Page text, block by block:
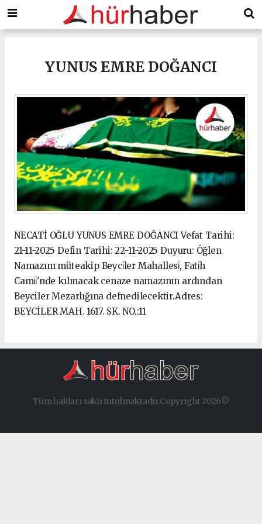
YUNUS EMRE DOĞANCI
NECATİ OĞLU YUNUS EMRE DOĞANCI Vefat Tarihi:
21-11-2025 Defin Tarihi: 22-11-2025 Duyuru: Öğlen
Namazını müteakip Beyci̇ler Mahallesi̇, Fati̇h
Cami̇i̇'nde kılınacak cenaze namazının ardından
Beyciler Mezarlığına defnedilecektir.Adres:
BEYCİLER MAH. 1617. SK. NO.:11
Tüm hakları saklı tutulmaktadır.Copyright 2026©